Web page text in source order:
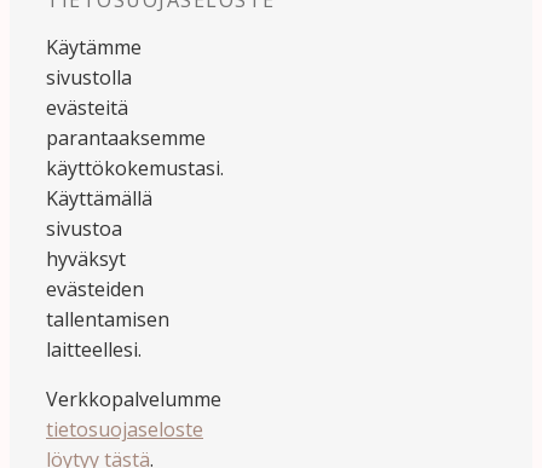
Käytämme
sivustolla
evästeitä
parantaaksemme
käyttökokemustasi.
Käyttämällä
sivustoa
hyväksyt
evästeiden
tallentamisen
laitteellesi.
Verkkopalvelumme
tietosuojaseloste
löytyy tästä.